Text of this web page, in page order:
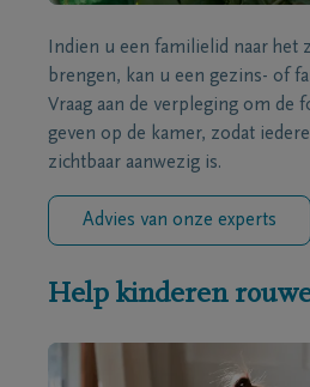
Indien u een familielid naar het
brengen, kan u een gezins- of
Vraag aan de verpleging om de
geven op de kamer, zodat
zichtbaar aanwezig is.
Advies van onze experts
Help kinderen